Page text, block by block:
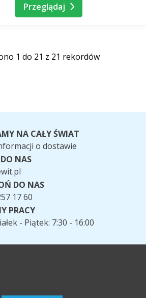
Przeglądaj
1 do 21 z 21 rekordów
NA CAŁY ŚWIAT
o dostawie
NAS
DO NAS
17 60
PRACY
- Piątek: 7:30 - 16:00